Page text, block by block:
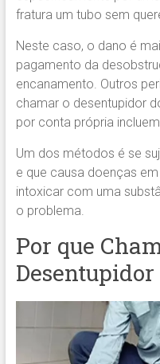
fratura um tubo sem
Neste caso, o dano é
pagamento da
encanamento. Outros
chamar o desentupidor
por conta própria
Um dos métodos é se
e que causa doenças
intoxicar com uma
o problema.
Por que
Desentupidor